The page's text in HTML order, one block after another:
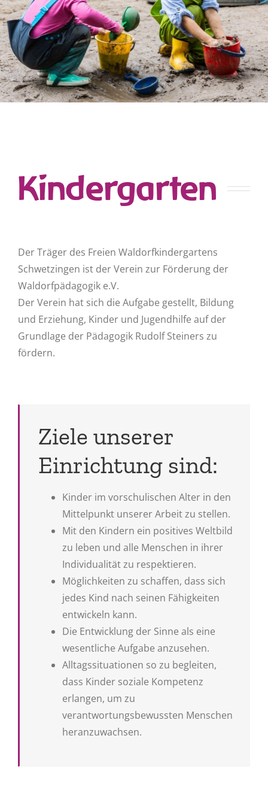
Kindergarten
Der Träger des Freien Waldorfkindergartens
Schwetzingen ist der Verein zur Förderung der
Waldorfpädagogik e.V.
Der Verein hat sich die Aufgabe gestellt, Bildung
und Erziehung, Kinder und Jugendhilfe auf der
Grundlage der Pädagogik Rudolf Steiners zu
fördern.
Ziele unserer
Einrichtung sind:
Kinder im vorschulischen Alter in den
Mittelpunkt unserer Arbeit zu stellen.
Mit den Kindern ein positives Weltbild
zu leben und alle Menschen in ihrer
Individualität zu respektieren.
Möglichkeiten zu schaffen, dass sich
jedes Kind nach seinen Fähigkeiten
entwickeln kann.
Die Entwicklung der Sinne als eine
wesentliche Aufgabe anzusehen.
Alltagssituationen so zu begleiten,
dass Kinder soziale Kompetenz
erlangen, um zu
verantwortungsbewussten Menschen
heranzuwachsen.